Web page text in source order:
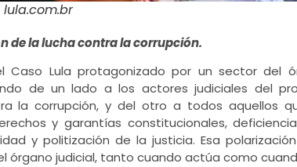
de la lucha contra la corrupción.
Caso Lula protagonizado por un sector del
de un lado a los actores judiciales del
la corrupción, y del otro a todos aquellos
y garantías constitucionales,
y politización de la justicia. Esa
órgano judicial, tanto cuando actúa como